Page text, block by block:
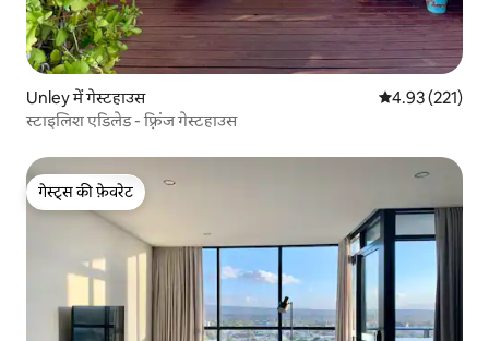
Unley में गेस्टहाउस औसत रेटिंग 5 में से
4.93 (221)
स्टाइलिश एडिलेड - फ़्रिंज गेस्टहाउस
गेस्ट्स की फ़ेवरेट
गेस्ट्स की फ़ेवरेट